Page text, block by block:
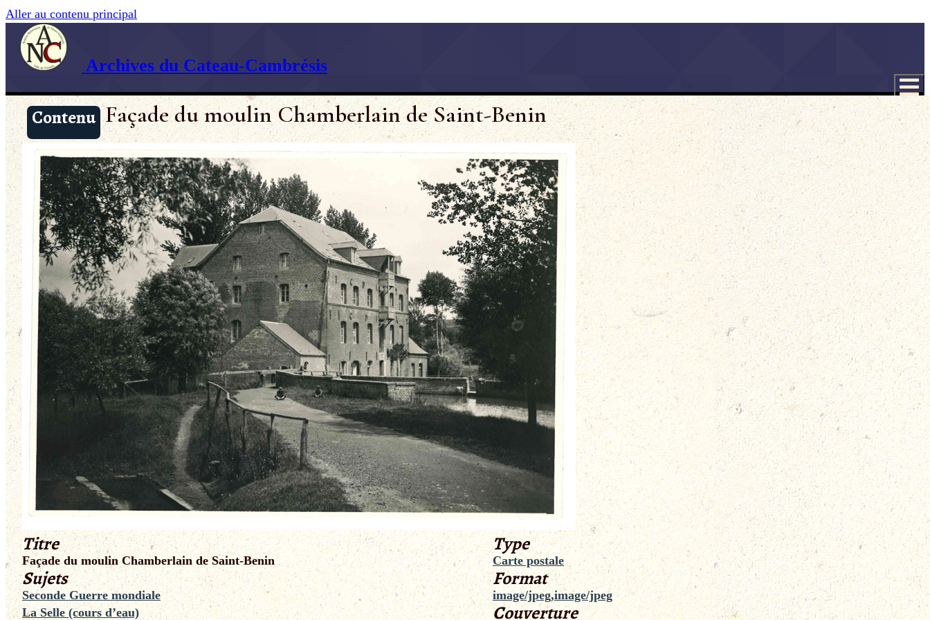
Aller au contenu principal
Archives du Cateau-Cambrésis
Contenu Façade du moulin Chamberlain de Saint-Benin
Titre
Façade du moulin Chamberlain de Saint-Benin
Sujets
Seconde Guerre mondiale
La Selle (cours d’eau)
Type
Carte postale
Format
image/jpeg,image/jpeg
Couverture